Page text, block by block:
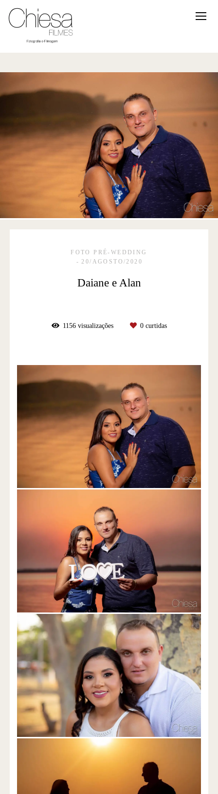
FOTO PRÉ-WEDDING
20/AGOSTO/2020
Daiane e Alan
1156visualizações 0curtidas